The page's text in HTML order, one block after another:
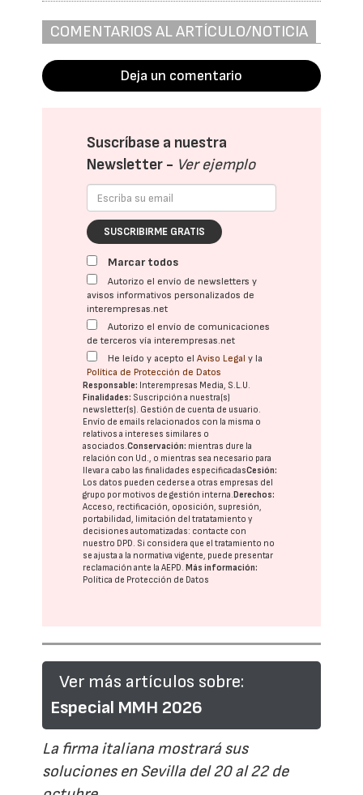
COMENTARIOS AL ARTÍCULO/NOTICIA
Deja un comentario
Suscríbase a nuestra
Newsletter - Ver ejemplo
SUSCRIBIRME GRATIS
Marcar todos
Autorizo el envío de newsletters y
avisos informativos personalizados de
interempresas.net
Autorizo el envío de comunicaciones
de terceros vía interempresas.net
He leído y acepto elAviso Legal y la
Política de Protección de Datos
Responsable: Interempresas Media, S.L.U.
Finalidades: Suscripción a nuestra(s)
newsletter(s). Gestión de cuenta de usuario.
Envío de emails relacionados con la misma o
relativos a intereses similares o
asociados.Conservación: mientras dure la
relación con Ud., o mientras sea necesario para
llevar a cabo las finalidades especificadasCesión:
Los datos pueden cederse a otras empresas del
grupo por motivos de gestión interna. Derechos:
Acceso, rectificación, oposición, supresión,
portabilidad, limitación del tratatamiento y
decisiones automatizadas: contacte con
nuestro DPD. Si considera que el tratamiento no
se ajusta a la normativa vigente, puede presentar
reclamación ante laAEPD. Más información:
Política de Protección de Datos
Ver más artículos sobre:
Especial MMH 2026
La firma italiana mostrará sus
soluciones en Sevilla del 20 al 22 de